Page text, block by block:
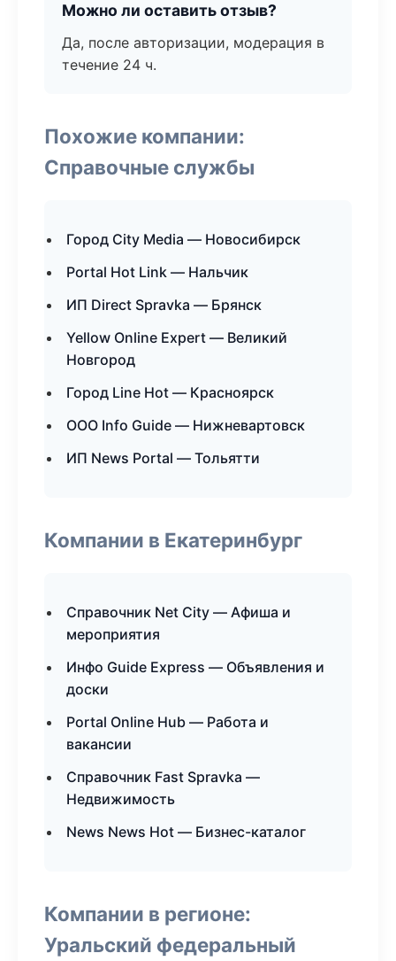
Можно ли оставить отзыв?
Да, после авторизации, модерация в
течение 24 ч.
Похожие компании:
Справочные службы
Город City Media — Новосибирск
Portal Hot Link — Нальчик
ИП Direct Spravka — Брянск
Yellow Online Expert — Великий
Новгород
Город Line Hot — Красноярск
ООО Info Guide — Нижневартовск
ИП News Portal — Тольятти
Компании в Екатеринбург
Справочник Net City — Афиша и
мероприятия
Инфо Guide Express — Объявления и
доски
Portal Online Hub — Работа и
вакансии
Справочник Fast Spravka —
Недвижимость
News News Hot — Бизнес-каталог
Компании в регионе:
Уральский федеральный